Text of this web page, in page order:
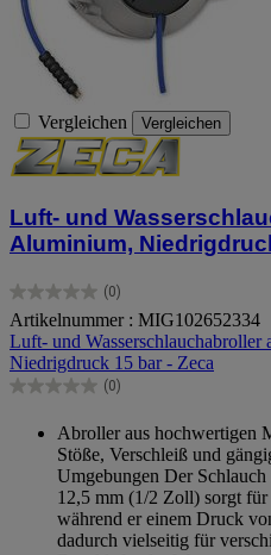
Vergleichen Vergleichen
Luft- und
Aluminium,
(0)
0.0
von
5
Sternen.
Artikelnummer : MIG102652334
Luft- und Wasserschlauchabroller
Niedrigdruck 15 bar - Zeca
(0)
0.0
Sternen.
Abroller aus hochwertigen
Stöße, Verschleiß und
Umgebungen Der
12,5 mm (1/2 Zoll) sorgt
während er einem Druck
dadurch vielseitig für